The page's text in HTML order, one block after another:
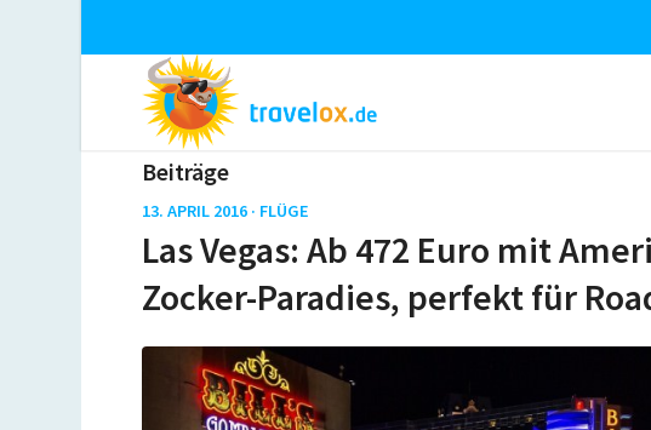
Beiträge
13. APRIL 2016 · FLÜGE
Las Vegas: Ab 472 Euro mit
Zocker-Paradies, perfekt für